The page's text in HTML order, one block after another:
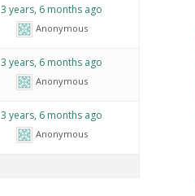
3 years, 6 months ago
Anonymous
3 years, 6 months ago
Anonymous
3 years, 6 months ago
Anonymous